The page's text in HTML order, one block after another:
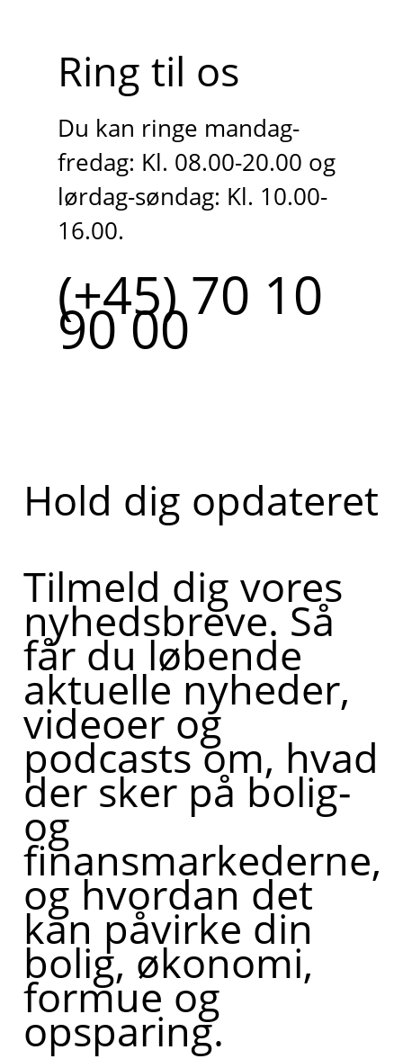
Ring til os
Du kan ringe mandag-
fredag: Kl. 08.00-20.00 og
lørdag-søndag: Kl. 10.00-
16.00.
(+45) 70 10
90 00
Hold dig opdateret
Tilmeld dig vores
nyhedsbreve. Så
får du løbende
aktuelle nyheder,
videoer og
podcasts om, hvad
der sker på bolig-
og
finansmarkederne,
og hvordan det
kan påvirke din
bolig, økonomi,
formue og
opsparing.